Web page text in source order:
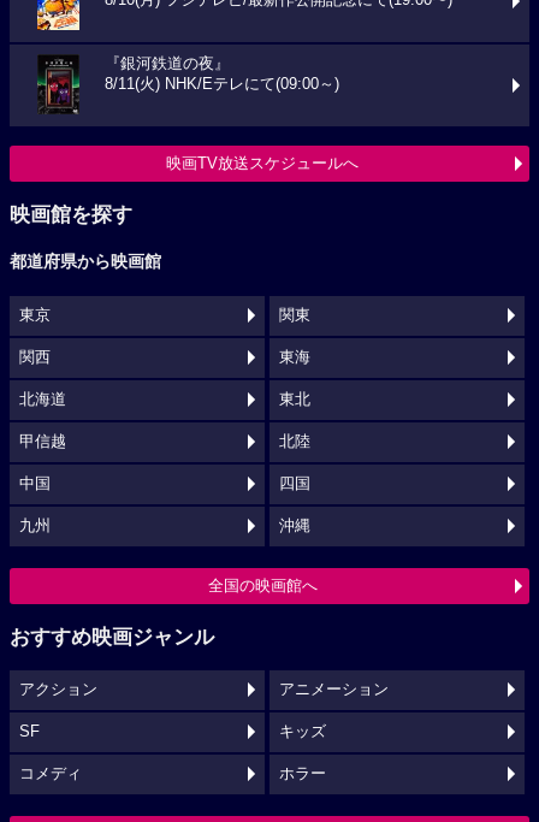
『銀河鉄道の夜』
8/11(火) NHK/Eテレにて(09:00～)
映画TV放送スケジュールへ
映画館を探す
都道府県から映画館
東京 関東
関西 東海
北海道 東北
甲信越 北陸
中国 四国
九州 沖縄
全国の映画館へ
おすすめ映画ジャンル
アクション アニメーション
SF キッズ
コメディ ホラー